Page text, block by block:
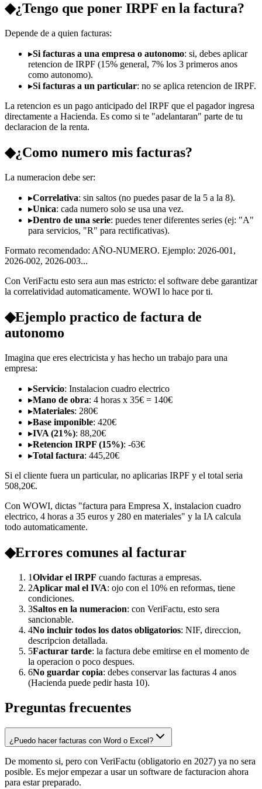
◆¿Tengo que poner IRPF en la factura?
Depende de a quien facturas:
▸Si facturas a una empresa o autonomo: si, debes aplicar
retencion de IRPF (15% general, 7% los 3 primeros anos
como autonomo).
▸Si facturas a un particular: no se aplica retencion de IRPF.
La retencion es un pago anticipado del IRPF que el pagador ingresa
directamente a Hacienda. Es como si te "adelantaran" parte de tu
declaracion de la renta.
◆¿Como numero mis facturas?
La numeracion debe ser:
▸Correlativa: sin saltos (no puedes pasar de la 5 a la 8).
▸Unica: cada numero solo se usa una vez.
▸Dentro de una serie: puedes tener diferentes series (ej: "A"
para servicios, "R" para rectificativas).
Formato recomendado: AÑO-NUMERO. Ejemplo: 2026-001,
2026-002, 2026-003...
Con VeriFactu esto sera aun mas estricto: el software debe garantizar
la correlatividad automaticamente. WOWI lo hace por ti.
◆Ejemplo practico de factura de
autonomo
Imagina que eres electricista y has hecho un trabajo para una
empresa:
▸Servicio: Instalacion cuadro electrico
▸Mano de obra: 4 horas x 35€ = 140€
▸Materiales: 280€
▸Base imponible: 420€
▸IVA (21%): 88,20€
▸Retencion IRPF (15%): -63€
▸Total factura: 445,20€
Si el cliente fuera un particular, no aplicarias IRPF y el total seria
508,20€.
Con WOWI, dictas "factura para Empresa X, instalacion cuadro
electrico, 4 horas a 35 euros y 280 en materiales" y la IA calcula
todo automaticamente.
◆Errores comunes al facturar
1Olvidar el IRPF cuando facturas a empresas.
2Aplicar mal el IVA: ojo con el 10% en reformas, tiene
condiciones.
3Saltos en la numeracion: con VeriFactu, esto sera
sancionable.
4No incluir todos los datos obligatorios: NIF, direccion,
descripcion detallada.
5Facturar tarde: la factura debe emitirse en el momento de
la operacion o poco despues.
6No guardar copia: debes conservar las facturas 4 anos
(Hacienda puede pedir hasta 10).
Preguntas frecuentes
¿Puedo hacer facturas con Word o Excel?
De momento si, pero con VeriFactu (obligatorio en 2027) ya no sera
posible. Es mejor empezar a usar un software de facturacion ahora
para estar preparado.